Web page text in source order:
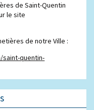
de Saint-Quentin
le site
de notre Ville :
quentin-